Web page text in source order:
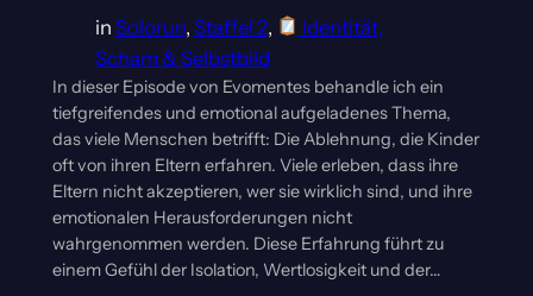
in Solorun, Staffel 2,
Identität,
Scham & Selbstbild
In dieser Episode von Evomentes behandle ich ein
tiefgreifendes und emotional aufgeladenes Thema,
das viele Menschen betrifft: Die Ablehnung, die Kinder
oft von ihren Eltern erfahren. Viele erleben, dass ihre
Eltern nicht akzeptieren, wer sie wirklich sind, und ihre
emotionalen Herausforderungen nicht
wahrgenommen werden. Diese Erfahrung führt zu
einem Gefühl der Isolation, Wertlosigkeit und der…